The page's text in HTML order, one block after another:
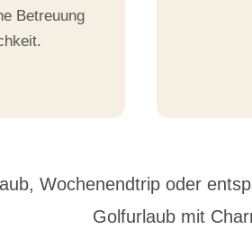
Betreuung
Wochenendtrip oder
Golfurlaub mit